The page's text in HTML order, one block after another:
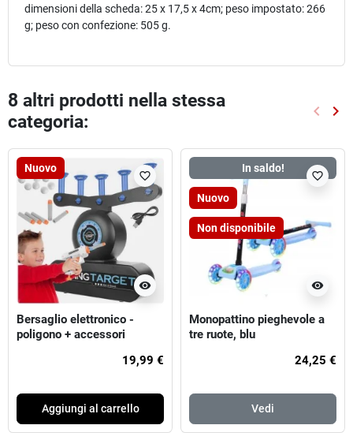
dimensioni della scheda: 25 x 17,5 x 4cm; peso impostato: 266
g; peso con confezione: 505 g.
8 altri prodotti nella stessa
categoria:
keyboard_arrow_left keyboard_arrow_right
Nuovo
visibility
favorite_border
Bersaglio elettronico -
poligono + accessori
19,99 €
Aggiungi al carrello
In saldo!
Nuovo
Non disponibile
visibility
favorite_border
Monopattino pieghevole a
tre ruote, blu
24,25 €
Vedi